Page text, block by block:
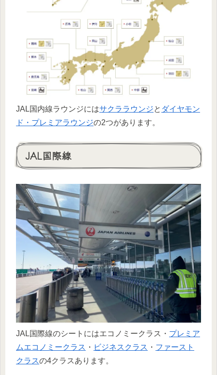
JAL国内線ラウンジにはサクララウンジと ダイヤモン
ド・プレミアラウンジの2つがあります。
JAL国際線
JAL国際線のシートにはエコノミークラス・ プレミア
ムエコノミークラス ・ ビジネスクラス ・ ファースト
クラスの4クラスあります。